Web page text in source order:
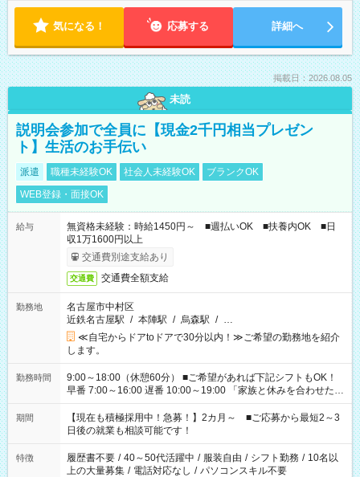
気になる！ 応募する 詳細へ
掲載日：2026.08.05
未読
説明会参加で全員に【現金2千円相当プレゼン
ト】生活のお手伝い
派遣 職種未経験OK 社会人未経験OK
ブランクOK
WEB登録・面接OK
給与
無資格未経験：時給1450円～ ■週払いOK ■扶養内OK ■日
収1万1600円以上
交通費別途支給あり
交通費 交通費全額支給
勤務地
名古屋市中村区
近鉄名古屋駅 / 本陣駅 / 烏森駅 / …
≪自宅からドアtoドアで30分以内！≫ご希望の勤務地を紹介
します。
勤務時間
9:00～18:00（休憩60分） ■ご希望があれば下記シフトもOK！
早番 7:00～16:00 遅番 10:00～19:00 「家族と休みを合わせた
い」 「余裕を持って夕飯の準備がしたい」 「できれば残業はし
たくない」 など、ご希望を教えてくださいね。 ※Wワーク希望
の方へ 今ご覧のお仕事で希望する勤務時間と、もう1つのお仕事
の勤務時間。 合計で週40時間を超える場合は応募できません。
期間
【現在も積極採用中！急募！】2カ月～ ■ご応募から最短2～3
日後の就業も相談可能です！
特徴 履歴書不要 / 40～50代活躍中 / 服装自由 / シフト勤務 / 10名以
上の大量募集 / 電話対応なし / パソコンスキル不要